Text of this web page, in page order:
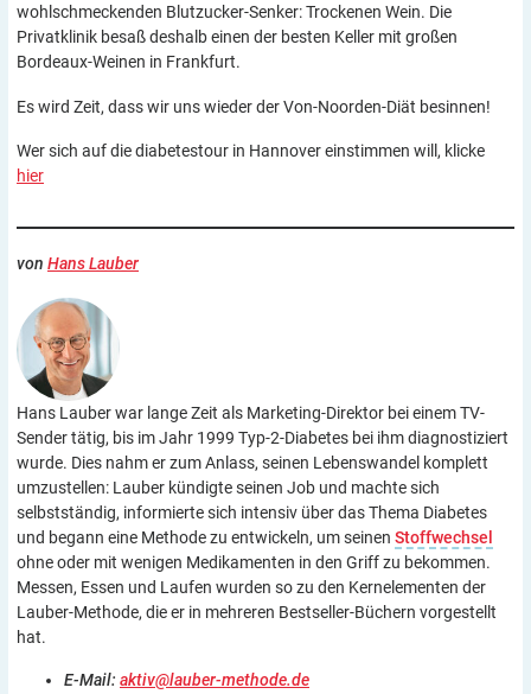
wohlschmeckenden Blutzucker-Senker: Trockenen Wein. Die
Privatklinik besaß deshalb einen der besten Keller mit großen
Bordeaux-Weinen in Frankfurt.
Es wird Zeit, dass wir uns wieder der Von-Noorden-Diät besinnen!
Wer sich auf die diabetestour in Hannover einstimmen will, klicke
hier
von Hans Lauber
Hans Lauber war lange Zeit als Marketing-Direktor bei einem TV-
Sender tätig, bis im Jahr 1999 Typ-2-Diabetes bei ihm diagnostiziert
wurde. Dies nahm er zum Anlass, seinen Lebenswandel komplett
umzustellen: Lauber kündigte seinen Job und machte sich
selbstständig, informierte sich intensiv über das Thema Diabetes
und begann eine Methode zu entwickeln, um seinen Stoffwechsel
ohne oder mit wenigen Medikamenten in den Griff zu bekommen.
Messen, Essen und Laufen wurden so zu den Kernelementen der
Lauber-Methode, die er in mehreren Bestseller-Büchern vorgestellt
hat.
E-Mail: aktiv@lauber-methode.de